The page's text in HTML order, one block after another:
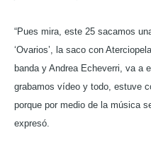
“Pues mira, este 25 sacamos
‘Ovarios’, la saco con
banda y Andrea Echeverri, va a
grabamos vídeo y todo, estuve
porque por medio de la música
expresó.